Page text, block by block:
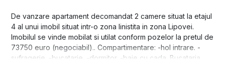
De vanzare apartament decomandat 2 camere situat la etajul
4 al unui imobil situat intr-o zona linistita in zona Lipovei.
Imobilul se vinde mobilat si utilat conform pozelor la pretul de
73750 euro (negociabil).. Compartimentare: -hol intrare. -
sufragerie. -bucatarie. -dormitor. -baie cu cada. Bucataria